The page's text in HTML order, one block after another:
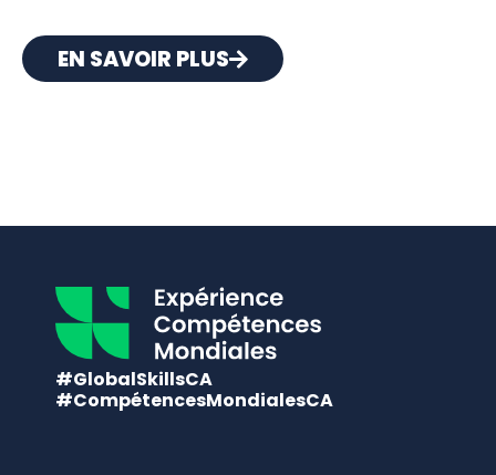
EN SAVOIR PLUS
#GlobalSkillsCA
#CompétencesMondialesCA